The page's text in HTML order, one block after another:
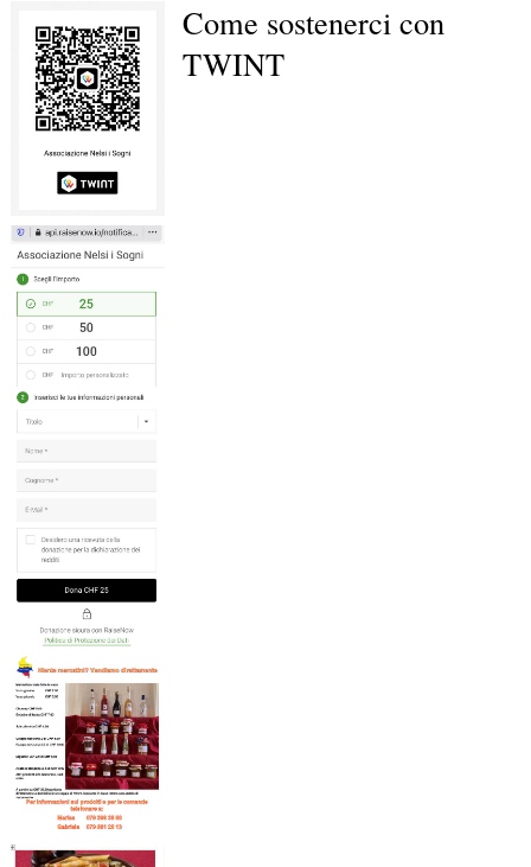
Come sostenerci con
TWINT